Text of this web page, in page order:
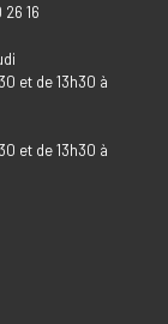
16
et de 13h30 à
et de 13h30 à